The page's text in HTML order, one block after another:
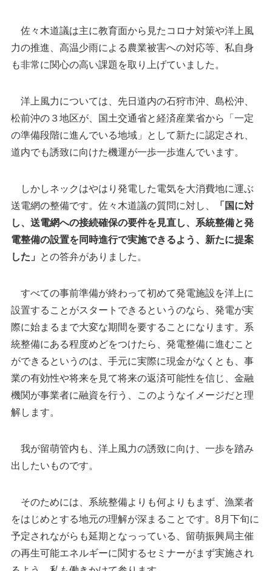
佐々木道議は主に教育面から見たコロナ対策や洋上風
力の推進、高温少雨による農業被害への対応等、私自身
も非常に関心の高い課題を取り上げていました。
洋上風力については、先日道内の石狩市沖、島松沖、
松前沖の３地区が、国土交通省と経済産業省から「一定
の準備段階に進んでいる地域」として新たに認定され、
道内でも誘致に向けた機運が一歩一歩進んでいます。
しかしネックはやはり発電した電気を大消費地に運ぶ
送電網の整備です。佐々木道議の質問に対し、
「国に対
し、送電網への接続確保の要件を見直し、系統整備と発
電整備の設置を同時進行で実施できるよう、新たに提案
した」
との答弁がありました。
すべての事前準備が終わって初めて発電施設を洋上に
設置することがスタートできるというのなら、発電が実
際に始まるまで大変な期間を要することになります。系
統整備にある程度めどをつけたら、発電整備に進むこと
ができるというのは、手元に実際に現金がなくとも、事
業の有効性や将来を見て将来の返済可能性を信じ、金融
機関が事業者に融資を行う、このようなイメージだと理
解します。
我が留萌管内も、洋上風力の誘致に向け、一歩を踏み
出したいものです。
そのためには、系統整備よりも何よりもまず、漁業者
をはじめとする地元の理解が深まることです。8月下旬に
予定されながらも延期となっっている、留萌振興局主催
の再生可能エネルギーに関するセミナーがまず実施され